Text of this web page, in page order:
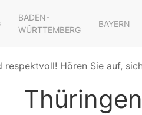
BADEN-
WÜRTTEMBERG
BAYERN
Hören Sie auf,
Thüringen